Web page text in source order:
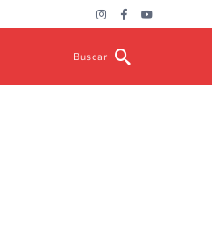
Buscar